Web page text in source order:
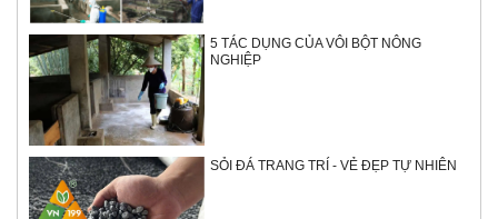
5 TÁC DỤNG CỦA VÔI BỘT NÔNG
NGHIỆP
SỎI ĐÁ TRANG TRÍ - VẺ ĐẸP TỰ NHIÊN